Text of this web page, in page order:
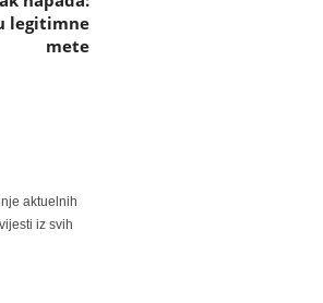
legitimne
mete
aktuelnih
iz svih